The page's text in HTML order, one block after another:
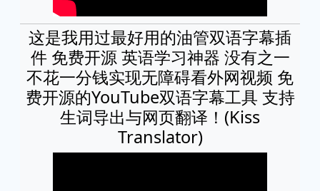
这是我用过最好用的油管双语字幕插
件 免费开源 英语学习神器 没有之一
不花一分钱实现无障碍看外网视频 免
费开源的YouTube双语字幕工具 支持
生词导出与网页翻译！(Kiss
Translator)